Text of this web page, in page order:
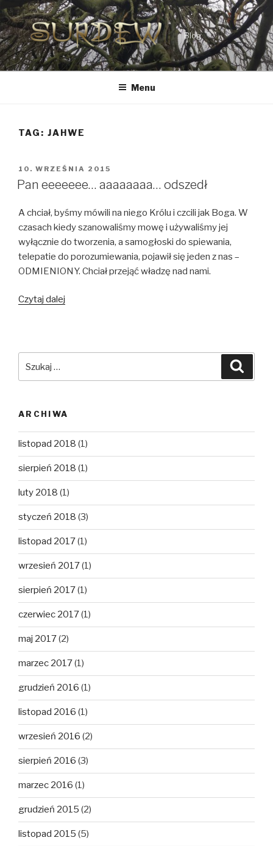
Przejdź
do
treści
Blog
Menu
TAG: JAHWE
OPUBLIKOWANE
W
10. WRZEŚNIA 2015
Pan eeeeeee… aaaaaaaa… odszedł
A chciał, byśmy mówili na niego Królu i czcili jak Boga. W
czasach kiedy szanowaliśmy mowę i używaliśmy jej
wyłącznie do tworzenia, a samogłoski do spiewania,
telepatie do porozumiewania, pojawił się jeden z nas –
ODMIENIONY. Chciał przejąć władzę nad nami.
Czytaj dalej
ARCHIWA
listopad 2018 (1)
sierpień 2018 (1)
luty 2018 (1)
styczeń 2018 (3)
listopad 2017(1)
wrzesień 2017(1)
sierpień 2017(1)
czerwiec 2017(1)
maj 2017(2)
marzec 2017(1)
grudzień 2016 (1)
listopad 2016 (1)
wrzesień 2016 (2)
sierpień 2016 (3)
marzec 2016 (1)
grudzień 2015 (2)
listopad 2015 (5)